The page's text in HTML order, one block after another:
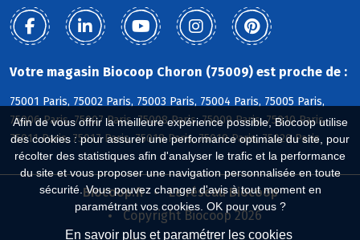
Afin de vous offrir la meilleure expérience possible, Biocoop utilise
des cookies : pour assurer une performance optimale du site, pour
récolter des statistiques afin d'analyser le trafic et la performance
du site et vous proposer une navigation personnalisée en toute
sécurité. Vous pouvez changer d'avis à tout moment en
paramétrant vos cookies. OK pour vous ?
En savoir plus et paramétrer les cookies
Votre magasin Biocoop Choron (75009) est proche de :
75001 Paris, 75002 Paris, 75003 Paris, 75004 Paris, 75005 Paris,
75006 Paris, 75007 Paris, 75008 Paris, 75009 Paris, 75010 Paris,
75011 Paris, 75017 Paris, 75018 Paris, 75019 Paris, 75020 Paris
Biocoop.fr
Le réseau Biocoop
Copyright Biocoop 2026